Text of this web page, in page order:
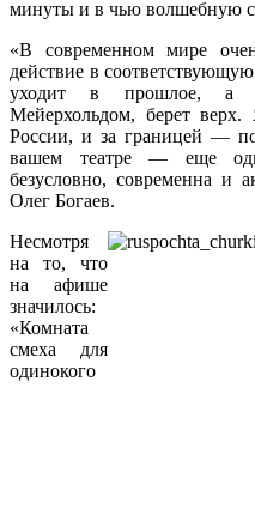
минуты и в чью волшебную
«В современном мире
действие в
уходит в прошлое, а
Мейерхольдом, берет
России, и за границей —
вашем театре — еще
безусловно, современна и
Олег Богаев.
Несмотря
на то, что
на афише
значилось:
«Комната
смеха для
одинокого